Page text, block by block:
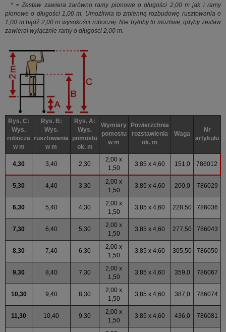
* = Zestaw zawiera zarówno ramy pionowe o długości 2,00 m jak i ramy
pionowe o długości 1,00 m. Umożliwia to zmienną rozbudowę rusztowania o
1,00 m bądź 2,00 m wysokości roboczej. Nie byłoby to możliwe, gdyby zestaw
zawierał wyłącznie ramy o długości 2,00 m.
Rys. C:
Wys.
robocza
w m
Rys. B:
Wys.
rusztowania
w m
Rys. A:
Wys.
pomostu
ok. m
Wymiary
pomostu
w m
Powierzchnia
rozstawienia
ok. m
Waga
Nr
artykułu
4,30 3,40 2,30
2,00 x
1,50
3,85 x 4,60 151,0 786012
5,30 4,40 3,30
2,00 x
1,50
3,85 x 4,60 200,0 786029
6,30 5,40 4,30
2,00 x
1,50
3,85 x 4,60 228,50 786036
7,30 6,40 5,30
2,00 x
1,50
3,85 x 4,60 277,50 786043
8,30 7,40 6,30
2,00 x
1,50
3,85 x 4,60 305,50 786050
9,30 8,40 7,30
2,00 x
1,50
3,85 x 4,60 359,0 786067
10,30 9,40 8,30
2,00 x
1,50
3,85 x 4,60 387,0 786074
11,30 10,40 9,30
2,00 x
1,50
3,85 x 4,60 436,0 786081